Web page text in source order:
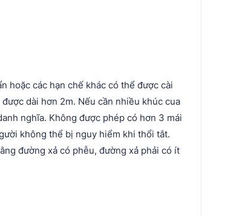
hoặc các hạn chế khác có thể được cài
dài hơn 2m. Nếu cần nhiều khúc cua
nghĩa. Không được phép có hơn 3 mái
không thể bị nguy hiểm khi thổi tắt.
đường xả có phễu, đường xả phải có ít